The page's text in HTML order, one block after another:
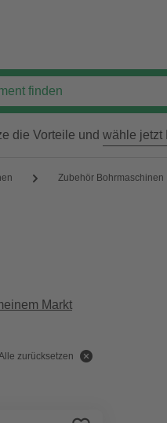
die Vorteile und wähle jetzt
Zubehör Bohrmaschinen
Markt
zurücksetzen